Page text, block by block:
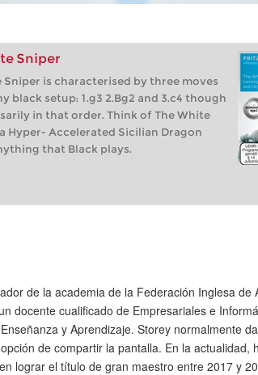
Sniper
Sniper is characterised by three moves
black setup: 1.g3 2.Bg2 and 3.c4 though
in that order. Think of The White
Hyper- Accelerated Sicilian Dragon
that Black plays.
de la academia de la Federación Inglesa de
docente cualificado de Empresariales e
y Aprendizaje. Storey normalmente
de compartir la pantalla. En la actualidad,
lograr el título de gran maestro entre 2017 y